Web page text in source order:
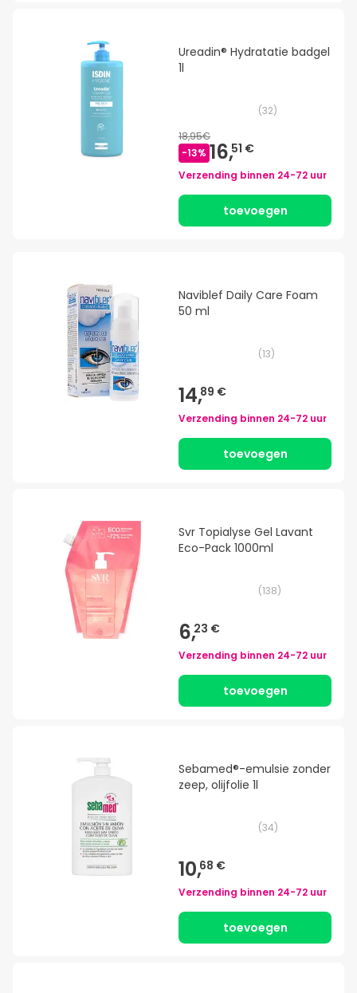
Ureadin® Hydratatie badgel
1l
(32)
18,95€
-13% 16,51 €
Verzending binnen 24-72 uur
toevoegen
Naviblef Daily Care Foam
50 ml
(13)
14,89 €
Verzending binnen 24-72 uur
toevoegen
Svr Topialyse Gel Lavant
Eco-Pack 1000ml
(138)
6,23 €
Verzending binnen 24-72 uur
toevoegen
Sebamed®-emulsie zonder
zeep, olijfolie 1l
(34)
10,68 €
Verzending binnen 24-72 uur
toevoegen